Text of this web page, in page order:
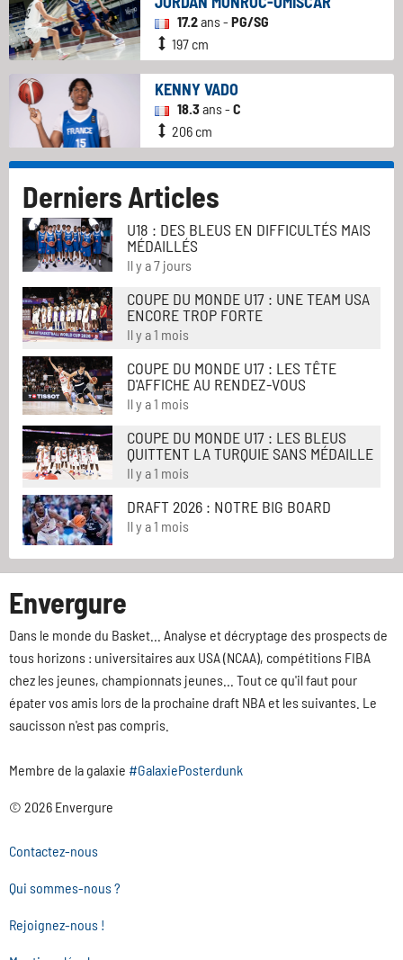
17.2ans - PG/SG
197 cm
KENNY VADO
18.3ans - C
206 cm
Derniers Articles
U18 : DES BLEUS EN DIFFICULTÉS MAIS
MÉDAILLÉS
Il y a 7 jours
COUPE DU MONDE U17 : UNE TEAM USA
ENCORE TROP FORTE
Il y a 1 mois
COUPE DU MONDE U17 : LES TÊTE
D'AFFICHE AU RENDEZ-VOUS
Il y a 1 mois
COUPE DU MONDE U17 : LES BLEUS
QUITTENT LA TURQUIE SANS MÉDAILLE
Il y a 1 mois
DRAFT 2026 : NOTRE BIG BOARD
Il y a 1 mois
Envergure
Dans le monde du Basket... Analyse et décryptage des prospects de
tous horizons : universitaires aux USA (NCAA), compétitions FIBA
chez les jeunes, championnats jeunes... Tout ce qu'il faut pour
épater vos amis lors de la prochaine draft NBA et les suivantes. Le
saucisson n'est pas compris.
Membre de la galaxie #GalaxiePosterdunk
© 2026 Envergure
Contactez-nous
Qui sommes-nous ?
Rejoignez-nous !